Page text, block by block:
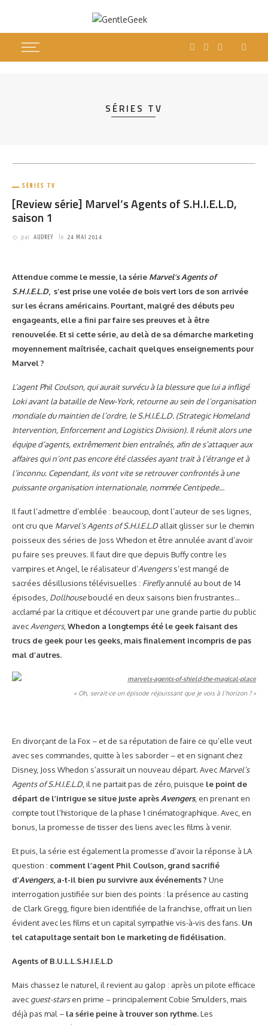
SÉRIES TV
SÉRIES TV
[Review série] Marvel’s Agents of S.H.I.E.L.D,
saison 1
par AUDREY le
24 MAI 2014
Attendue comme le messie, la série Marvel’s Agents of
S.H.I.E.L.D, s’est prise une volée de bois vert lors de son arrivée
sur les écrans américains. Pourtant, malgré des débuts peu
engageants, elle a fini par faire ses preuves et à être
renouvelée. Et si cette série, au delà de sa démarche marketing
moyennement maîtrisée, cachait quelques enseignements pour
Marvel ?
L’agent Phil Coulson, qui aurait survécu à la blessure que lui a infligé
Loki avant la bataille de New-York, retourne au sein de l’organisation
mondiale du maintien de l’ordre, le S.H.I.E.L.D. (Strategic Homeland
Intervention, Enforcement and Logistics Division). Il réunit alors une
équipe d’agents, extrêmement bien entraînés, afin de s’attaquer aux
affaires qui n’ont pas encore été classées ayant trait à l’étrange et à
l’inconnu. Cependant, ils vont vite se retrouver confrontés à une
puissante organisation internationale, nommée Centipede…
Il faut l’admettre d’emblée : beaucoup, dont l’auteur de ses lignes,
ont cru que Marvel’s Agents of S.H.I.E.L.Dallait glisser sur le chemin
poisseux des séries de Joss Whedon et être annulée avant d’avoir
pu faire ses preuves. Il faut dire que depuis Buffy contre les
vampires et Angel, le réalisateur d’Avengerss’est mangé de
sacrées désillusions télévisuelles : Fireflyannulé au bout de 14
épisodes, Dollhousebouclé en deux saisons bien frustrantes…
acclamé par la critique et découvert par une grande partie du public
avec Avengers, Whedon a longtemps été le geek faisant des
trucs de geek pour les geeks, mais finalement incompris de pas
mal d’autres.
« Oh, serait-ce un épisode réjouissant que je vois à l’horizon ? »
En divorçant de la Fox – et de sa réputation de faire ce qu’elle veut
avec ses commandes, quitte à les saborder – et en signant chez
Disney, Joss Whedon s’assurait un nouveau départ. Avec Marvel’s
Agents of S.H.I.E.L.D, il ne partait pas de zéro, puisque le point de
départ de l’intrigue se situe juste aprèsAvengers, en prenant en
compte tout l’historique de la phase 1 cinématographique. Avec, en
bonus, la promesse de tisser des liens avec les films à venir.
Et puis, la série est également la promesse d’avoir la réponse à LA
question : comment l’agent Phil Coulson, grand sacrifié
d’Avengers, a-t-il bien pu survivre aux événements ? Une
interrogation justifiée sur bien des points : la présence au casting
de Clark Gregg, figure bien identifiée de la franchise, offrait un lien
évident avec les films et un capital sympathie vis-à-vis des fans. Un
tel catapultage sentait bon le marketing de fidélisation.
Agents of B.U.L.L.S.H.I.E.L.D
Mais chassez le naturel, il revient au galop : après un pilote efficace
avec guest-starsen prime – principalement Cobie Smulders, mais
déjà pas mal – la série peine à trouver son rythme.Les